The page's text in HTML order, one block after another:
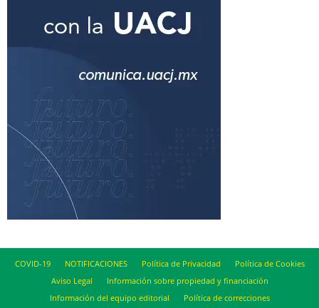
COVID-19 NOTIFICACIONES Política de Privacidad
Política de Cookies
Aviso Legal
Información sobre propiedad y financiación
Información del equipo editorial
Política de correcciones